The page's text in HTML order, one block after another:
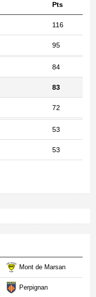
Pts
116
95
84
83
72
53
53
Mont de Marsan
Perpignan